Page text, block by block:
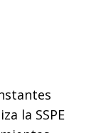
la SSPE